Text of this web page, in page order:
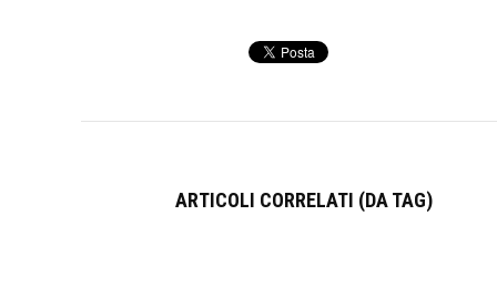
ARTICOLI CORRELATI (DA TAG)